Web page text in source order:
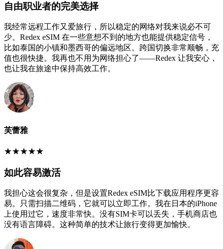
自由职业者的完美选择
我经常远程工作又爱旅行，所以稳定的网络对我来说必不可
少。Redex eSIM 在一些意想不到的地方也能提供稳定信号，
比如泰国的小镇和墨西哥的偏远地区。跨国切换非常顺畅，充
值也很快捷。我再也不用为网络担心了——Redex 让我安心，
也让我在旅途中保持高效工作。
芙蕾雅
★★★★★
如此容易激活
我担心这会很复杂，但是设置Redex eSIM比下载应用程序更容
易。只需扫描二维码，它就可以立即工作。我在日本的iPhone
上使用过它，速度非常快。没有SIM卡可以丢失，手机商店也
没有语言障碍。这种简单的技术让旅行变得更加愉快。